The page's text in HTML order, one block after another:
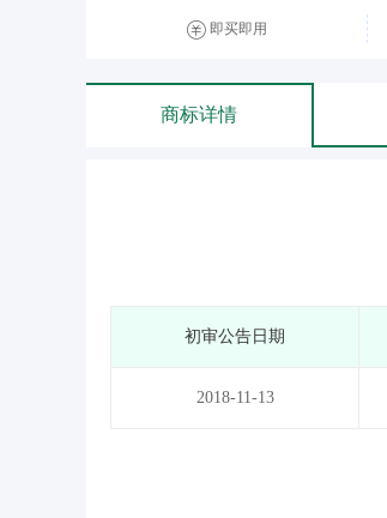
即买即用
商标详情
初审公告日期
2018-11-13